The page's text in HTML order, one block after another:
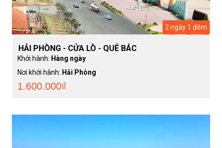
2 ngày 1 đêm
HẢI PHÒNG - CỬA LÒ - QUÊ BÁC
Khởi hành: Hàng ngày
Nơi khởi hành: Hải Phòng
1.600.000₫